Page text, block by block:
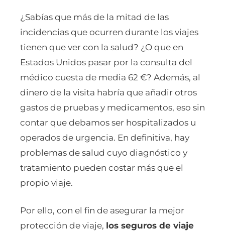
¿Sabías que más de la mitad de las
incidencias que ocurren durante los viajes
tienen que ver con la salud? ¿O que en
Estados Unidos pasar por la consulta del
médico cuesta de media 62 €? Además, al
dinero de la visita habría que añadir otros
gastos de pruebas y medicamentos, eso sin
contar que debamos ser hospitalizados u
operados de urgencia. En definitiva, hay
problemas de salud cuyo diagnóstico y
tratamiento pueden costar más que el
propio viaje.
Por ello, con el fin de asegurar la mejor
protección de viaje, los seguros de viaje